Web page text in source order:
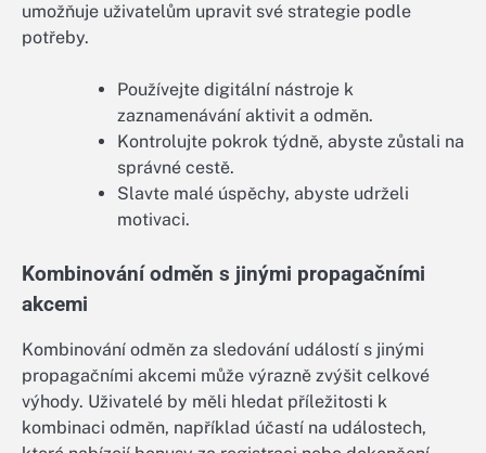
umožňuje uživatelům upravit své strategie podle
potřeby.
Používejte digitální nástroje k
zaznamenávání aktivit a odměn.
Kontrolujte pokrok týdně, abyste zůstali na
správné cestě.
Slavte malé úspěchy, abyste udrželi
motivaci.
Kombinování odměn s jinými propagačními
akcemi
Kombinování odměn za sledování událostí s jinými
propagačními akcemi může výrazně zvýšit celkové
výhody. Uživatelé by měli hledat příležitosti k
kombinaci odměn, například účastí na událostech,